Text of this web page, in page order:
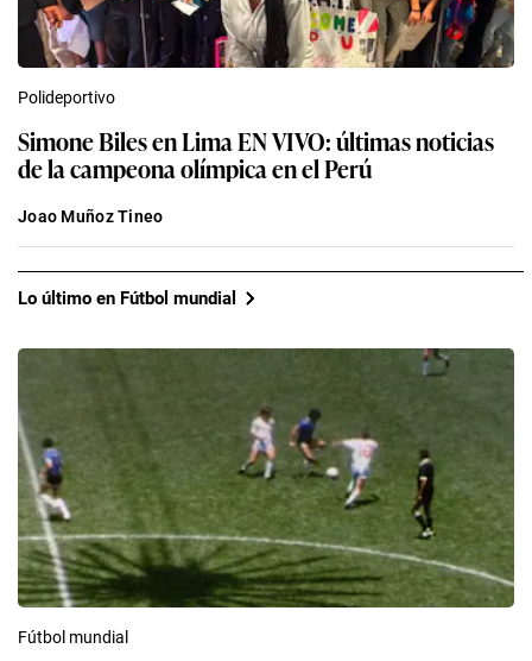
Polideportivo
Simone Biles en Lima EN VIVO: últimas noticias
de la campeona olímpica en el Perú
Joao Muñoz Tineo
Lo último en Fútbol mundial
Fútbol mundial